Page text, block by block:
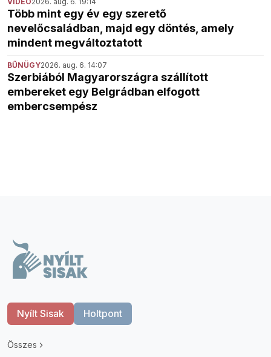
Több mint egy év egy szerető
nevelőcsaládban, majd egy döntés, amely
mindent megváltoztatott
BŰNÜGY2026. aug. 6. 14:07
Szerbiából Magyarországra szállított
embereket egy Belgrádban elfogott
embercsempész
Nyílt Sisak Holtpont
Összes